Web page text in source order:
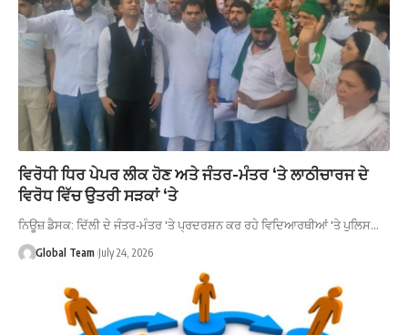
ਵਿਰੋਧੀ ਧਿਰ ਪੇਪਰ ਲੀਕ ਹੋਣ ਅਤੇ ਜੰਤਰ-ਮੰਤਰ ‘ਤੇ ਲਾਠੀਚਾਰਜ ਦੇ
ਵਿਰੋਧ ਵਿੱਚ ਉਤਰੀ ਸੜਕਾਂ ‘ਤੇ
ਨਿਊਜ਼ ਡੈਸਕ: ਦਿੱਲੀ ਦੇ ਜੰਤਰ-ਮੰਤਰ 'ਤੇ ਪ੍ਰਦਰਸ਼ਨ ਕਰ ਰਹੇ ਵਿਦਿਆਰਥੀਆਂ 'ਤੇ ਪੁਲਿਸ…
Global Team July 24, 2026